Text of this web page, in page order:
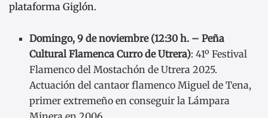
plataforma Giglón.
Domingo, 9 de noviembre (12:30 h. – Peña
Cultural Flamenca Curro de Utrera): 41º Festival
Flamenco del Mostachón de Utrera 2025.
Actuación del cantaor flamenco Miguel de Tena,
primer extremeño en conseguir la Lámpara